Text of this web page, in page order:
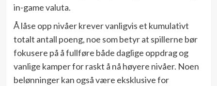
in-game valuta.
Å låse opp nivåer krever vanligvis et kumulativt
totalt antall poeng, noe som betyr at spillerne bør
fokusere på å fullføre både daglige oppdrag og
vanlige kamper for raskt å nå høyere nivåer. Noen
belønninger kan også være eksklusive for